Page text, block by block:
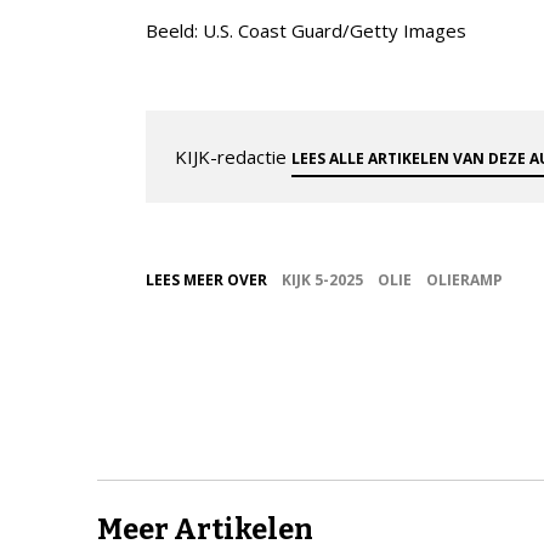
Beeld: U.S. Coast Guard/Getty Images
KIJK-redactie LEES ALLE ARTIKELEN VAN DEZE
LEES MEER OVER KIJK 5-2025 OLIE OLIERAMP
Meer Artikelen